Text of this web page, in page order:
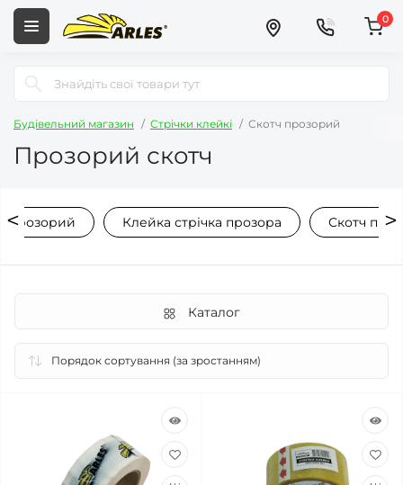
0
Будівельний магазин Стрічки клейкі Скотч прозорий
Прозорий скотч
прозорий Клейка стрічка прозора Скотч
Каталог